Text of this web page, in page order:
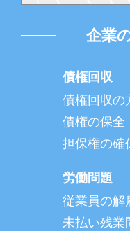
企業
債権回収
債権回収の
債権の保全
担保権の確
労働問題
従業員の解
未払い残業